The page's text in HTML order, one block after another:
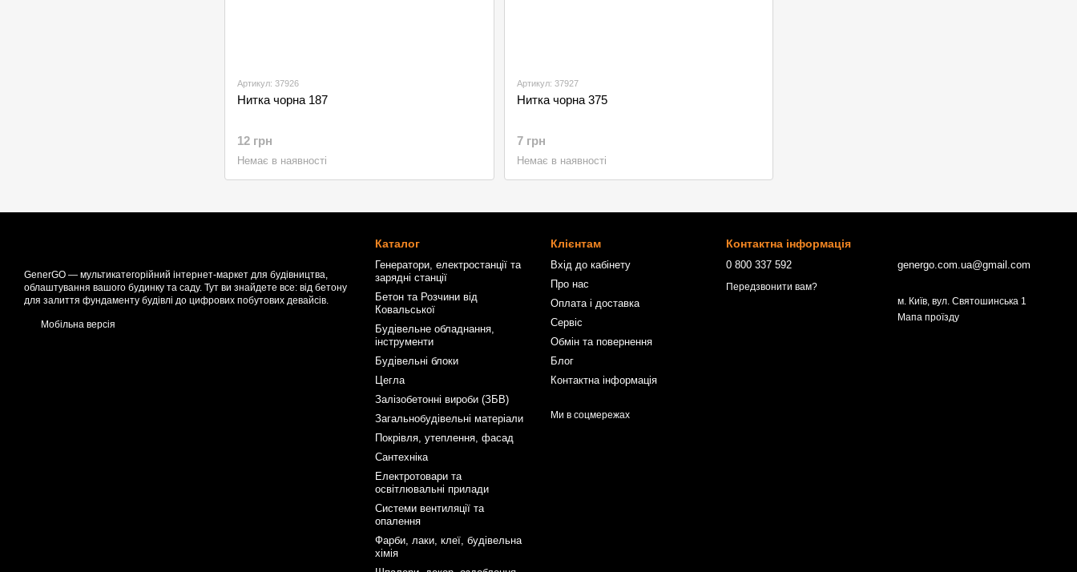
Артикул: 37926
Нитка чорна 187
12 грн
Немає в наявності
Артикул: 37927
Нитка чорна 375
7 грн
Немає в наявності
GenerGO — мультикатегорійний інтернет-маркет для будівництва,
облаштування вашого будинку та саду. Тут ви знайдете все: від бетону
для залиття фундаменту будівлі до цифрових побутових девайсів.
Мобільна версія
Каталог
Генератори, електростанції та
зарядні станції
Бетон та Розчини від
Ковальської
Будівельне обладнання,
інструменти
Будівельні блоки
Цегла
Залізобетонні вироби (ЗБВ)
Загальнобудівельні матеріали
Покрівля, утеплення, фасад
Сантехніка
Електротовари та
освітлювальні прилади
Системи вентиляції та
опалення
Фарби, лаки, клеї, будівельна
хімія
Клієнтам
Вхід до кабінету
Про нас
Оплата і доставка
Сервіс
Обмін та повернення
Блог
Контактна інформація
Ми в соцмережах
Контактна інформація
0 800 337 592
Передзвонити вам?
genergo.com.ua@gmail.com
м. Київ, вул. Святошинська 1
Мапа проїзду